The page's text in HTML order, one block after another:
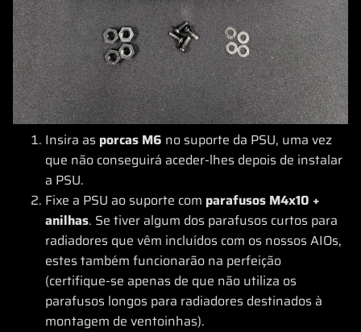
Insira as porcas M6 no suporte da PSU, uma vez
que não conseguirá aceder-lhes depois de instalar
a PSU.
Fixe a PSU ao suporte com parafusos M4x10 +
anilhas. Se tiver algum dos parafusos curtos para
radiadores que vêm incluídos com os nossos AIOs,
estes também funcionarão na perfeição
(certifique-se apenas de que não utiliza os
parafusos longos para radiadores destinados à
montagem de ventoinhas).